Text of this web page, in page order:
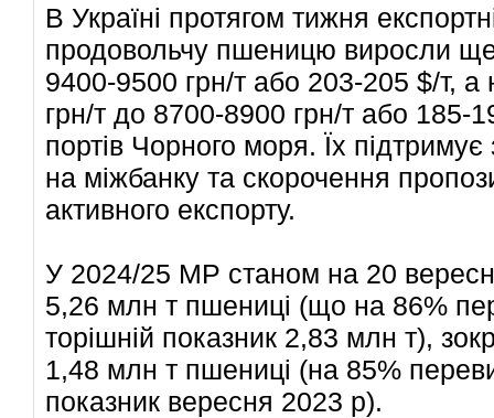
В Україні протягом тижня
продовольчу пшеницю виросли
9400-9500 грн/т або 203-205 $/т,
грн/т до 8700-8900 грн/т або 185-
портів Чорного моря. Їх
на міжбанку та скорочення
активного експорту.
У 2024/25 МР станом на 20
5,26 млн т пшениці (що на 86%
торішній показник 2,83 млн т),
1,48 млн т пшениці (на 85%
показник вересня 2023 р).